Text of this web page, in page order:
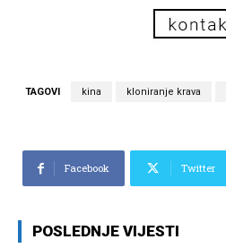
TAGOVI kina kloniranje krava
Facebook Twitter
POSLEDNJE VIJESTI